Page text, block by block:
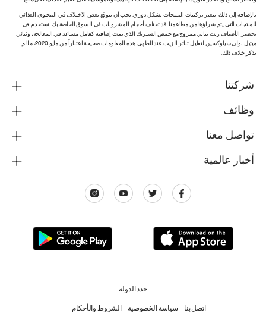
بالإضافة إلى ذلك، تتغير تركيبات المنتجات بشكل دوري. يجب أن تتوقع بعض الاختلاف في المحتوى الغذائي
للمنتجات التي يتم شراؤها من مطاعمنا. قد تختلف أحجام المشروبات في السوق الخاصة بك. نستخدم في
تحضير الأصناف زيت نباتي ممزوج مع حمض الستريك الذي تمت إضافته كعامل مساعد في المعالجة، وثنائي
ميثيل بولي سيلوكسين لتقليل تناثر الزيت عند الطهي. هذه المعلومات صحيحة اعتباراً من مايو 2020، ما لم
يذكر خلاف ذلك.
شركتنا
وظائف
تواصل معنا
أخبار عالمية
حدد الدولة
اتصل بنا سياسة الخصوصية الشروط والأحكام